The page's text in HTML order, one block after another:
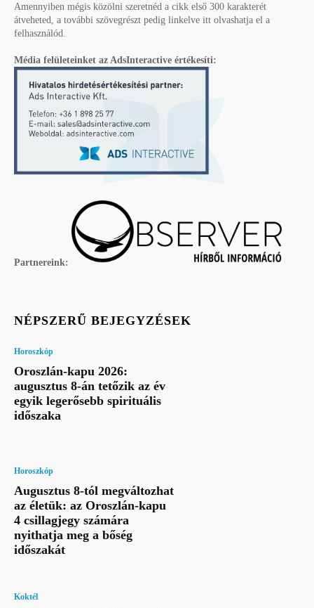
Amennyiben mégis közölni szeretnéd a cikk első 300 karakterét
átveheted, a további szövegrészt pedig linkelve itt olvashatja el a
felhasználód.
Média felületeinket az AdsInteractive értékesíti:
Partnereink:
NÉPSZERŰ BEJEGYZÉSEK
Horoszkóp
Oroszlán-kapu 2026:
augusztus 8-án tetőzik az év
egyik legerősebb spirituális
időszaka
Horoszkóp
Augusztus 8-tól megváltozhat
az életük: az Oroszlán-kapu
4 csillagjegy számára
nyithatja meg a bőség
időszakát
Koktél